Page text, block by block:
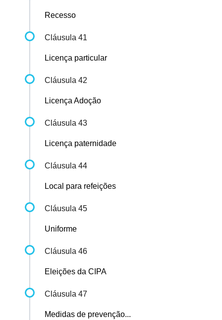
Recesso
Cláusula 41
Licença particular
Cláusula 42
Licença Adoção
Cláusula 43
Licença paternidade
Cláusula 44
Local para refeições
Cláusula 45
Uniforme
Cláusula 46
Eleições da CIPA
Cláusula 47
Medidas de prevenção...